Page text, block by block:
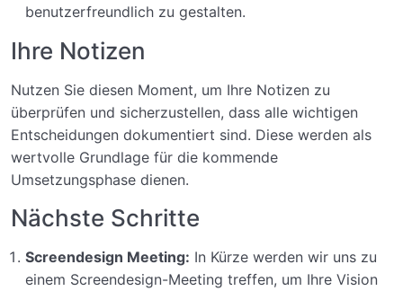
benutzerfreundlich zu gestalten.
Ihre Notizen
Nutzen Sie diesen Moment, um Ihre Notizen zu
überprüfen und sicherzustellen, dass alle wichtigen
Entscheidungen dokumentiert sind. Diese werden als
wertvolle Grundlage für die kommende
Umsetzungsphase dienen.
Nächste Schritte
Screendesign Meeting: In Kürze werden wir uns zu
einem Screendesign-Meeting treffen, um Ihre Vision